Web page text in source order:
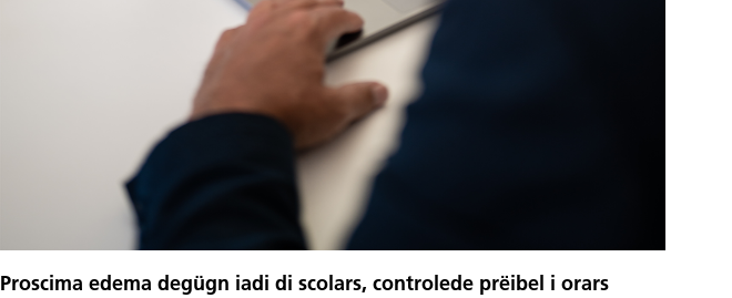
Proscima edema degügn iadi di scolars, controlede prëibel i orars